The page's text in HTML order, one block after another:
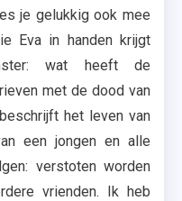
je gelukkig ook mee
Eva in handen krijgt
wat heeft de
met de dood van
het leven van
een jongen en alle
verstoten worden
vrienden. Ik heb